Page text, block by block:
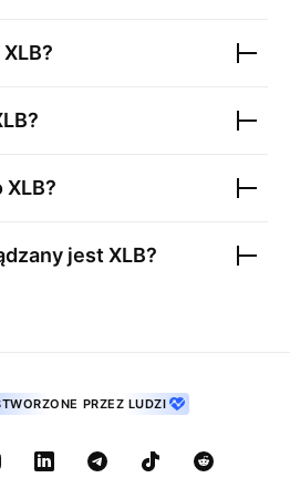
XLB?
?
XLB?
jest XLB?
PRZEZ LUDZI